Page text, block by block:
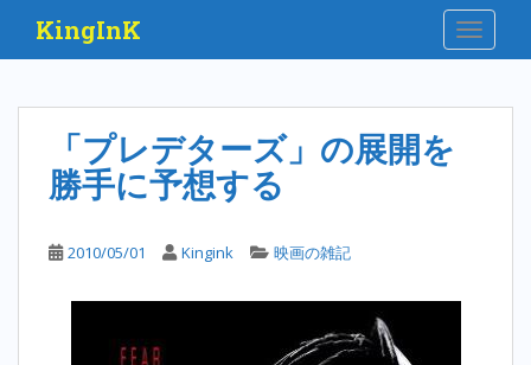
i
KingInK
「プレデターズ」の展開を
勝手に予想する
2010/05/01 Kingink 映画の雑記